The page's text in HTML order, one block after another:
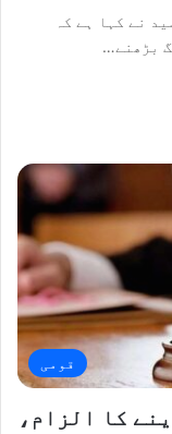
نے کہا ہے کہ
بڑھنے…
قومی
کا الزام،